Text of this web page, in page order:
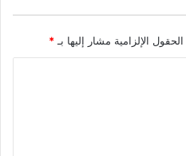
الحقول الإلزامية مشار إليها بـ *